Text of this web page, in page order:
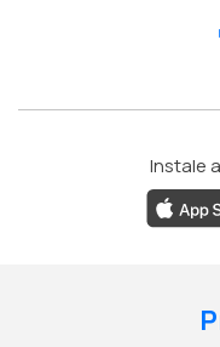
Instale